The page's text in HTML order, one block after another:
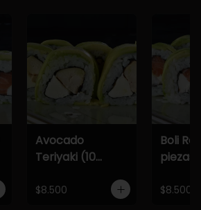
Avocado
Teriyaki (10
$8.500
Boli
piezas)
$8.500